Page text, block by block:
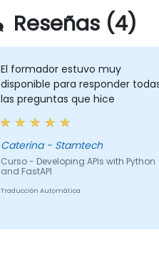
Reseñas (4)
El formador estuvo muy
disponible para responder
las preguntas que hice
Caterina - Stamtech
Curso - Developing APIs with Python
and FastAPI
Traducción Automática